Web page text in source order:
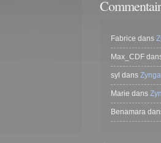
Fabrice dans
Max_CDF
syl dans
Marie dans
Benamara